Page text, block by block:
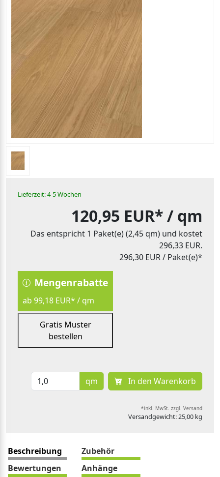
Lieferzeit: 4-5 Wochen
120,95 EUR*/ qm
Das entspricht 1 Paket(e) (2,45 qm) und kostet
296,33 EUR.
296,30 EUR/ Paket(e)*
Mengenrabatte
ab 99,18 EUR* / qm
Gratis Muster
bestellen
qm In den Warenkorb
*inkl. MwSt. zzgl. Versand
Versandgewicht: 25,00 kg
Beschreibung
Zubehör
Bewertungen
Anhänge